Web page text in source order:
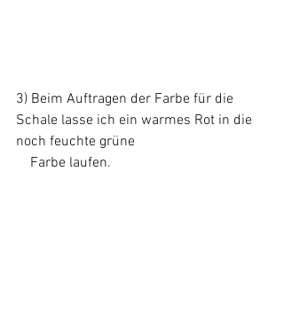
3) Beim Auftragen der Farbe für die
Schale lasse ich ein warmes Rot in die
noch feuchte grüne
    Farbe laufen.